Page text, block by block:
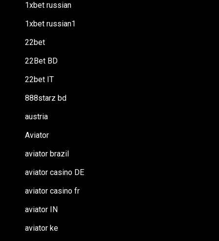
1xbet russian
1xbet russian1
22bet
22Bet BD
22bet IT
888starz bd
austria
Aviator
aviator brazil
aviator casino DE
aviator casino fr
aviator IN
aviator ke